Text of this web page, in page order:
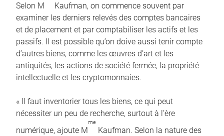
Selon M
Kaufman, on commence souvent par
examiner les derniers relevés des comptes bancaires
et de placement et par comptabiliser les actifs et les
passifs. Il est possible qu’on doive aussi tenir compte
d’autres biens, comme les œuvres d’art et les
antiquités, les actions de société fermée, la propriété
intellectuelle et les cryptomonnaies.
« Il faut inventorier tous les biens, ce qui peut
nécessiter un peu de recherche, surtout à l’ère
numérique, ajoute M
me
Kaufman. Selon la nature des